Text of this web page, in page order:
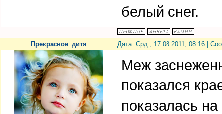
белый снег.
Прекрасное_дитя Дата: Срд., 17.08.2011, 08:16 |
Меж
показался
показалась